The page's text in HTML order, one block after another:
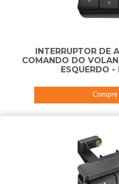
INTERRUPTOR DE
COMANDO DO
ESQUERDO
Compre